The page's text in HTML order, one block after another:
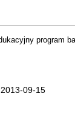
program
09-15